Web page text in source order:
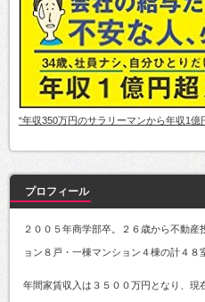
“年収350万円のサラリーマンから年収1
プロフィール
２００５年商学部卒。２６歳から不動
ョン８戸・一棟マンション４棟の計４８
年間家賃収入は３５００万円となり、現